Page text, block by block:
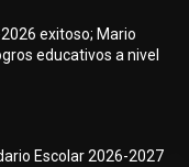
exitoso; Mario
educativos a nivel
Escolar 2026-2027